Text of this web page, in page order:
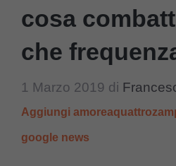
cosa
che
1 Marzo 2019 di
Aggiungi
google news